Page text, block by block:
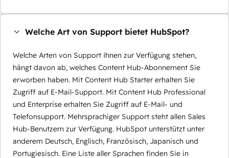
Welche Art von Support bietet HubSpot?
Welche Arten von Support Ihnen zur Verfügung stehen,
hängt davon ab, welches Content Hub-Abonnement Sie
erworben haben. Mit Content Hub Starter erhalten Sie
Zugriff auf E-Mail-Support. Mit Content Hub Professional
und Enterprise erhalten Sie Zugriff auf E-Mail- und
Telefonsupport. Mehrsprachiger Support steht allen Sales
Hub-Benutzern zur Verfügung. HubSpot unterstützt unter
anderem Deutsch, Englisch, Französisch, Japanisch und
Portugiesisch. Eine Liste aller Sprachen finden Sie in